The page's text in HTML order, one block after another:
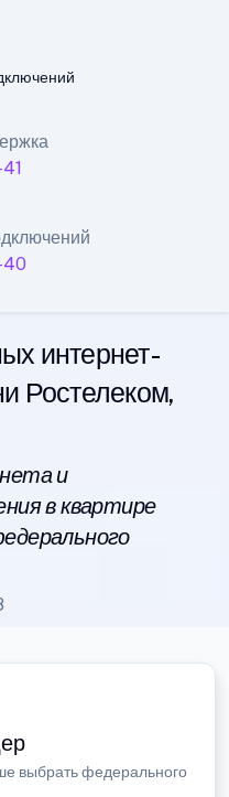
40
интернет-
Ростелеком,
и
в квартире
выбрать федерального